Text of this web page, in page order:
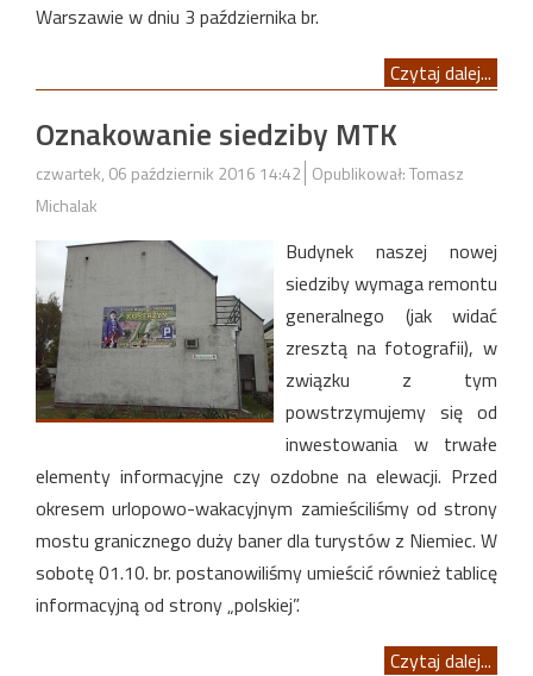
Warszawie w dniu 3 października br.
Czytaj dalej...
Oznakowanie siedziby MTK
czwartek, 06 październik 2016 14:42 Opublikował: Tomasz
Michalak
Budynek naszej nowej
siedziby wymaga remontu
generalnego (jak widać
zresztą na fotografii), w
związku z tym
powstrzymujemy się od
inwestowania w trwałe
elementy informacyjne czy ozdobne na elewacji. Przed
okresem urlopowo-wakacyjnym zamieściliśmy od strony
mostu granicznego duży baner dla turystów z Niemiec. W
sobotę 01.10. br. postanowiliśmy umieścić również tablicę
informacyjną od strony „polskiej”.
Czytaj dalej...